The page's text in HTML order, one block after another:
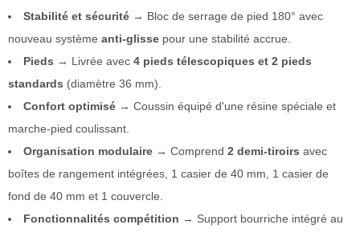
Stabilité et sécurité → Bloc de serrage de pied 180° avec
nouveau système anti-glisse pour une stabilité accrue.
Pieds → Livrée avec 4 pieds télescopiques et 2 pieds
standards (diamètre 36 mm).
Confort optimisé → Coussin équipé d'une résine spéciale et
marche-pied coulissant.
Organisation modulaire → Comprend 2 demi-tiroirs avec
boîtes de rangement intégrées, 1 casier de 40 mm, 1 casier de
fond de 40 mm et 1 couvercle.
Fonctionnalités compétition → Support bourriche intégré au